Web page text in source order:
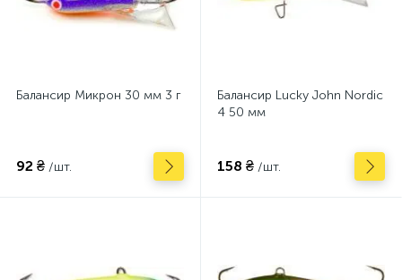
Балансир Микрон 30 мм 3 г
92 ₴ /шт.
Балансир Lucky John Nordic
4 50 мм
158 ₴ /шт.